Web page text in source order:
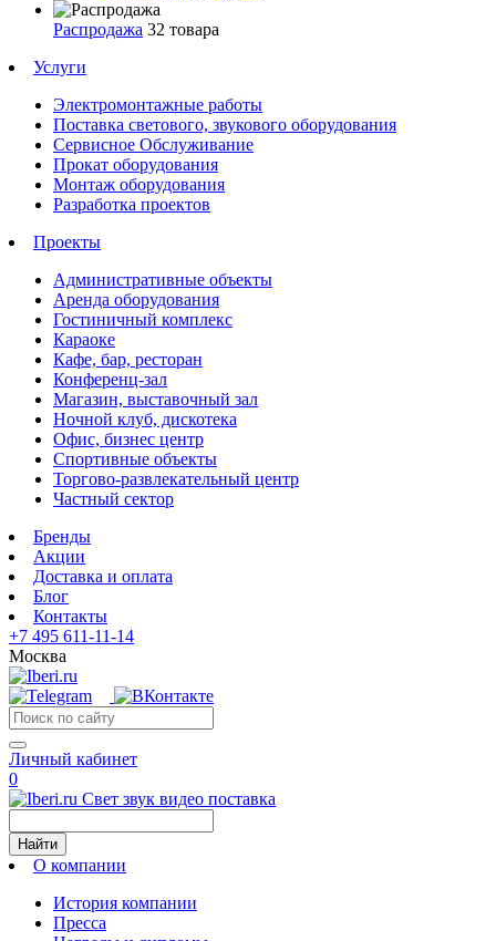
Распродажа 32 товара
Услуги
Электромонтажные работы
Поставка светового, звукового оборудования
Сервисное Обслуживание
Прокат оборудования
Монтаж оборудования
Разработка проектов
Проекты
Административные объекты
Аренда оборудования
Гостиничный комплекс
Караоке
Кафе, бар, ресторан
Конференц-зал
Магазин, выставочный зал
Ночной клуб, дискотека
Офис, бизнес центр
Спортивные объекты
Торгово-развлекательный центр
Частный сектор
Бренды
Акции
Доставка и оплата
Блог
Контакты
+7 495 611-11-14
Москва
Личный кабинет
0
Свет звук видео поставка
Найти
О компании
История компании
Пресса